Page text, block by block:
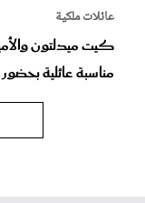
عائلات ملكية
كيت ميدلتون
مناسبة عائلية